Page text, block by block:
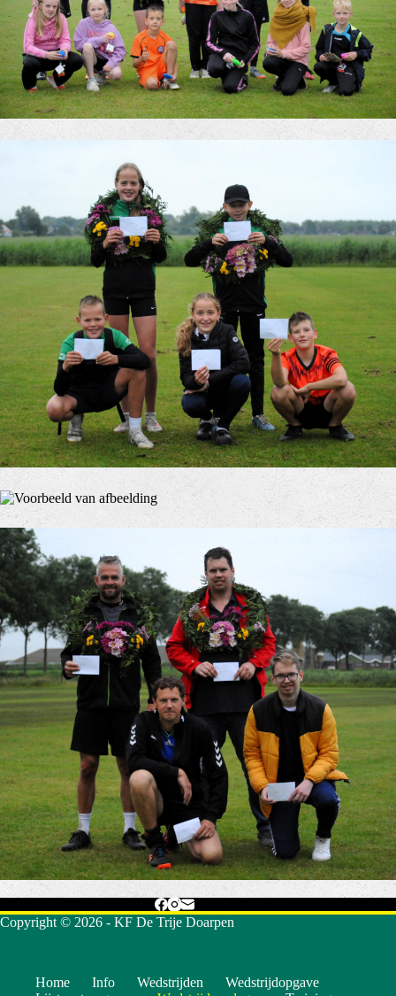
Copyright © 2026 - KF De Trije Doarpen
Home Info Wedstrijden
Wedstrijdopgave